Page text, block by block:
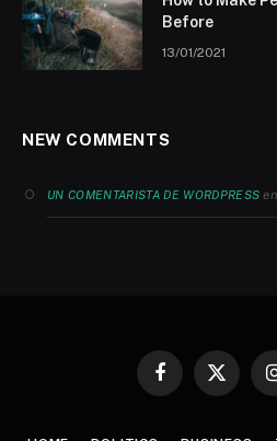
Before
13/01/2021
NEW COMMENTS
UN COMENTARISTA DE WORDPRESS
Facebook
X